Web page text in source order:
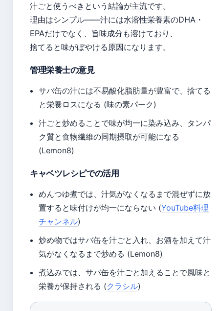
汁ごと使うべきという結論が主流です。
理由はシンプル——汁には水溶性栄養素のDHA・
EPAだけでなく、旨味成分も溶けており、
捨てると味がぼやける原因になります。
管理栄養士の意見
サバ缶の汁には不易酸化脂肪量が豊富で、捨てる
と栄養ロスになる (味の素パーク)
汁ごと炒めることで味が均一に染み込み、タンパ
ク質と食物繊維の同期摂取が可能になる
(Lemon8)
キャベツレシピでの活用
めんつゆ煮では、汁気がなくなるまで混ぜずに放
置すると味付けが均一にならない (YouTube料理
チャンネル)
炒め物ではサバ缶を汁ごと入れ、お酒を加えて汁
気がなくなるまで炒める (Lemon8)
煮込みでは、サバ缶を汁ごと加えることで風味と
栄養が保持される (クラシル)